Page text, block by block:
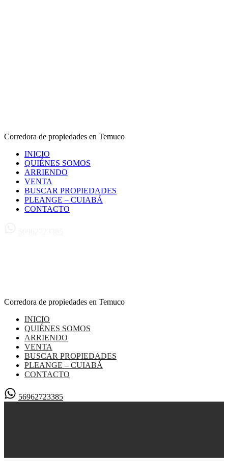
Corredora de propiedades en Temuco
INICIO
QUIÉNES SOMOS
ARRIENDO
VENTA
BUSCAR PROPIEDADES
PLEANGE – CUIABÁ
CONTACTO
Corredora de propiedades en Temuco
INICIO
QUIÉNES SOMOS
ARRIENDO
VENTA
BUSCAR PROPIEDADES
PLEANGE – CUIABÁ
CONTACTO
56962723385